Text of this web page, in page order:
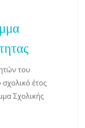
του
έτος
Σχολικής